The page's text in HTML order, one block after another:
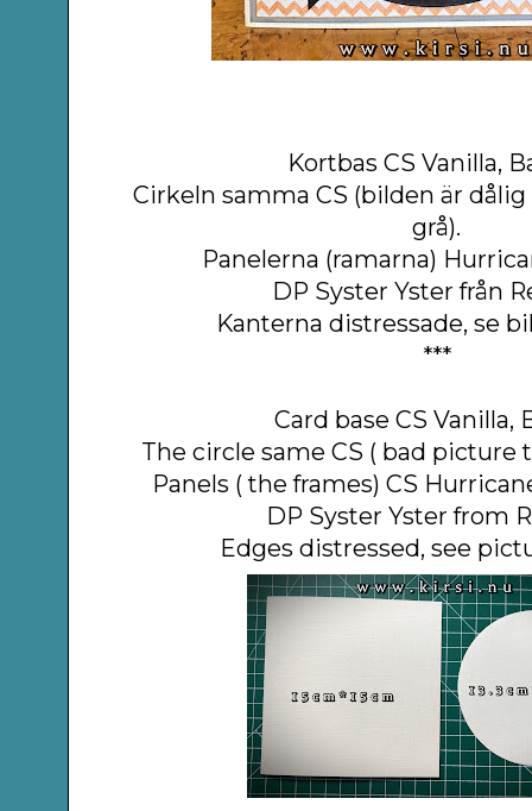
Kortbas CS Vanilla,
Cirkeln samma CS (bilden är
grå).
Panelerna (ramarna)
DP Syster Yster från
Kanterna distressade, se
***
Card base CS Vanilla,
The circle same CS ( bad picture
Panels ( the frames) CS
DP Syster Yster from
Edges distressed, see